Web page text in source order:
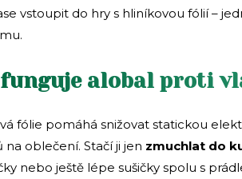
vstoupit do hry s hliníkovou fólií –
alobal proti
fólie pomáhá snižovat statickou
na oblečení. Stačí ji jen zmuchlat do
nebo ještě lépe sušičky spolu s